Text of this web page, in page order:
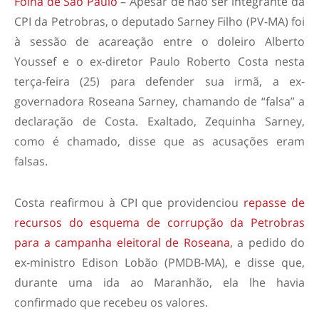
CPI da Petrobras, o deputado Sarney Filho (PV-MA) foi
à sessão de acareação entre o doleiro Alberto
Youssef e o ex-diretor Paulo Roberto Costa nesta
terça-feira (25) para defender sua irmã, a ex-
governadora Roseana Sarney, chamando de “falsa” a
declaração de Costa. Exaltado, Zequinha Sarney,
como é chamado, disse que as acusações eram
falsas.
Costa reafirmou à CPI que providenciou repasse de
recursos do esquema de corrupção da Petrobras
para a campanha eleitoral de Roseana, a pedido do
ex-ministro Edison Lobão (PMDB-MA), e disse que,
durante uma ida ao Maranhão, ela lhe havia
confirmado que recebeu os valores.